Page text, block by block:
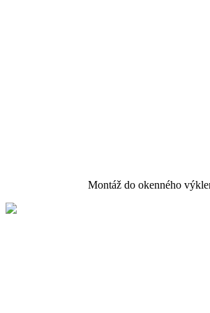
Montáž do okenného